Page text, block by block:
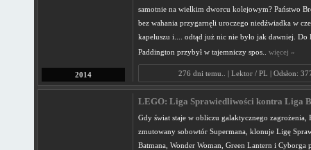
2014
samotnie na wielkim dworcu kolejowym? Państwo
bez wahania przygarnęli uroczego niedźwiadka w
kapeluszu i.... odtąd już nic nie było jak dawniej.
Paddington przybył w tajemniczy spos.. więcej »
276 dni temu.. | Lektor / PL | Odsłon:
LEGO: Liga Sprawiedliwości kontra Liga
Gdy świat staje w obliczu galaktycznego zagrożenia,
zmutowany sobowtór Supermana, klonuje Ligę
Batmana, Wonder Woman, Green Lantern i Cyborga